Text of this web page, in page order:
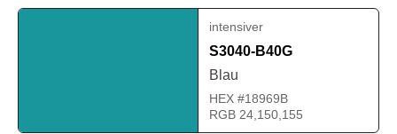
intensiver
S3040-B40G
Blau
HEX #18969B
RGB 24,150,155